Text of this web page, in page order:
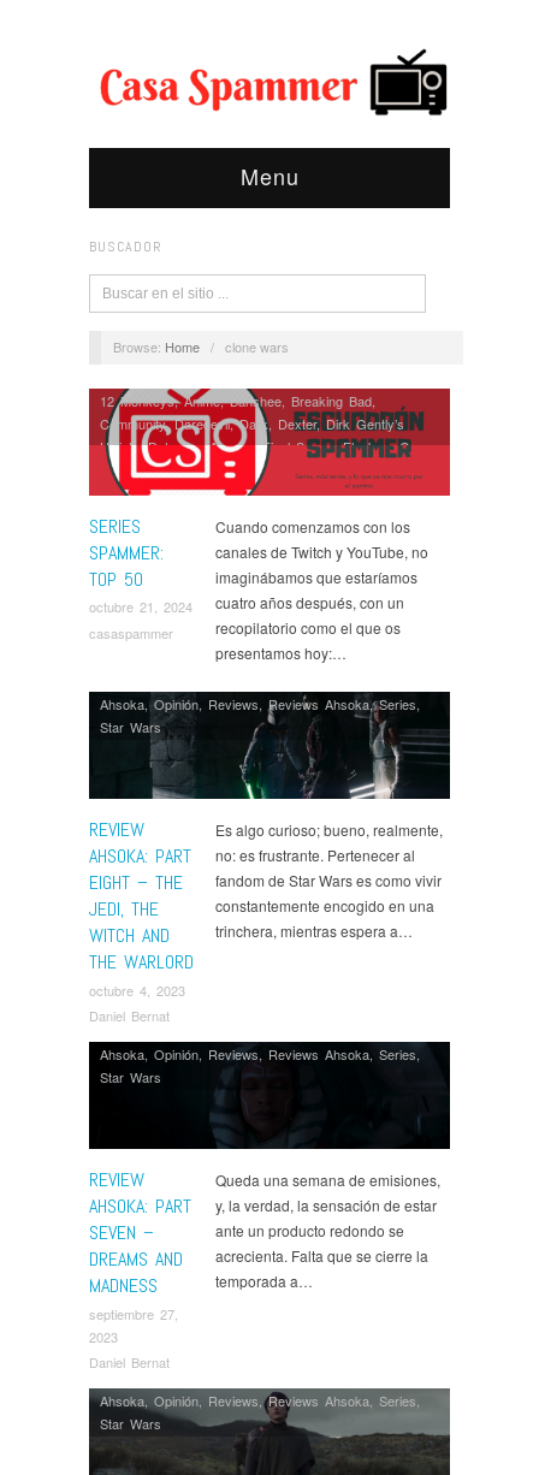
Menu
BUSCADOR
Browse: Home / clone wars
SERIES
SPAMMER:
TOP 50
octubre 21, 2024
casaspammer
12 Monkeys,Anime,Banshee, Breaking Bad,
Community,Daredevil,Dark, Dexter, Dirk Gently’s
Holistic Detective Agency,Final Space,Fleabag,Game
of Thrones,Hannibal,Hemlock Grove
Into the
Badlands,Jessica Jones,Justified,Legion,Manhattan,
Of Interest
,Star Wars Clone Wars,Suits,Teen
Wolf,The 100 The Leftovers, The Shannara
Chronicles
Cuando comenzamos con los
canales de Twitch y YouTube, no
imaginábamos que estaríamos
cuatro años después, con un
recopilatorio como el que os
presentamos hoy:…
REVIEW
AHSOKA: PART
EIGHT – THE
JEDI, THE
WITCH AND
THE WARLORD
octubre 4, 2023
Daniel Bernat
Ahsoka,Opinión, Reviews, Reviews Ahsoka,Series,
Star Wars
Es algo curioso; bueno, realmente,
no: es frustrante. Pertenecer al
fandom de Star Wars es como vivir
constantemente encogido en una
trinchera, mientras espera a…
REVIEW
AHSOKA: PART
SEVEN –
DREAMS AND
MADNESS
septiembre 27,
2023
Daniel Bernat
Ahsoka, Opinión, Reviews, Reviews Ahsoka, Series,
Star Wars
Queda una semana de emisiones,
y, la verdad, la sensación de estar
ante un producto redondo se
acrecienta. Falta que se cierre la
temporada a…
Ahsoka, Opinión, Reviews,Reviews Ahsoka, Series,
Star Wars